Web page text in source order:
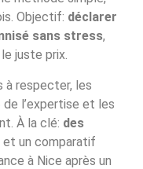
Objectif: déclarer
sans stress,
juste prix.
à respecter, les
l’expertise et les
À la clé: des
et un comparatif
à Nice après un